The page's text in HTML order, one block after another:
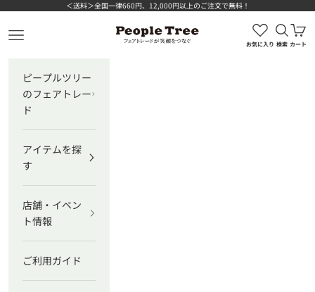
コンテンツへスキップ＜送料＞全国一律660円、12,000円以上のご注文で無料！
ピープルツリー公式オンラインショップ
メニューを開く
お気に入り
検索を
検索
カ
カート
ピープルツリー
のフェアトレー
ド
アイテムを探
す
店舗・イベン
ト情報
ご利用ガイド